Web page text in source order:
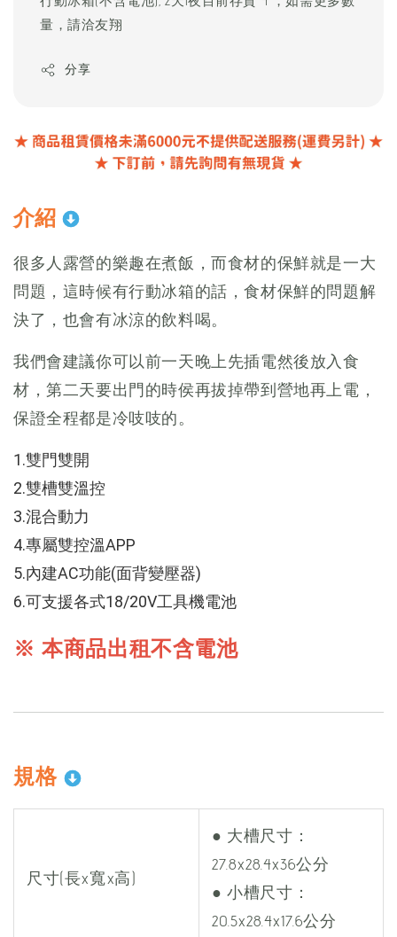
量，請洽友翔
分享
介紹
很多人露營的樂趣在煮飯，而食材的保鮮就是一大
問題，這時候有行動冰箱的話，食材保鮮的問題解
決了，也會有冰涼的飲料喝。
我們會建議你可以前一天晚上先插電然後放入食
材，第二天要出門的時侯再拔掉帶到營地再上電，
保證全程都是冷吱吱的。
1.雙門雙開
2.雙槽雙溫控
3.混合動力
4.專屬雙控溫APP
5.內建AC功能(面背變壓器)
6.可支援各式18/20V工具機電池
※ 本商品出租不含電池
規格
尺寸(長x寬x高)
● 大槽尺寸：
27.8x28.4x36公分
● 小槽尺寸：
20.5x28.4x17.6公分